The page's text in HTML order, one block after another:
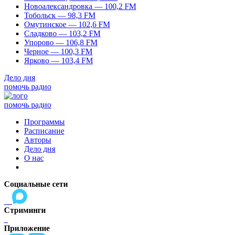
Новоалександровка — 100,2 FM
Тобольск — 98,3 FM
Омутинское — 102,6 FM
Сладково — 103,2 FM
Упорово — 106,8 FM
Черное — 100,3 FM
Ярково — 103,4 FM
Дело дня
помочь радио
помочь радио
Программы
Расписание
Авторы
Дело дня
О нас
Социальные сети
Стриминги
Приложение